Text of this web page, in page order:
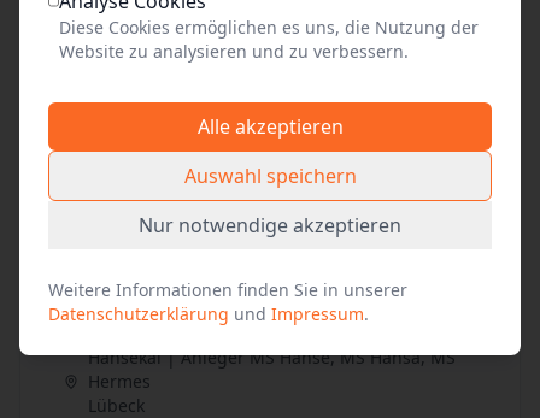
Tickets
05
Hansekai | Anleger MS Hanse, MS Hansa, MS
06Sep. 2026•So. 10:30
Hansekai | Anleger MS Hanse, MS Hansa, MS
Hermes
Lübeck
Diese Cookies ermöglichen es uns, die Nutzung der
Website zu analysieren und zu verbessern.
Alle akzeptieren
Auswahl speichern
Nur notwendige akzeptieren
Weitere Informationen finden Sie in unserer
Datenschutzerklärung und Impressum.